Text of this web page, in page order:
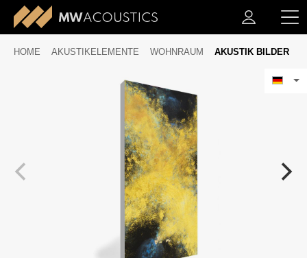
HOME AKUSTIKELEMENTE WOHNRAUM AKUSTIK BILDER